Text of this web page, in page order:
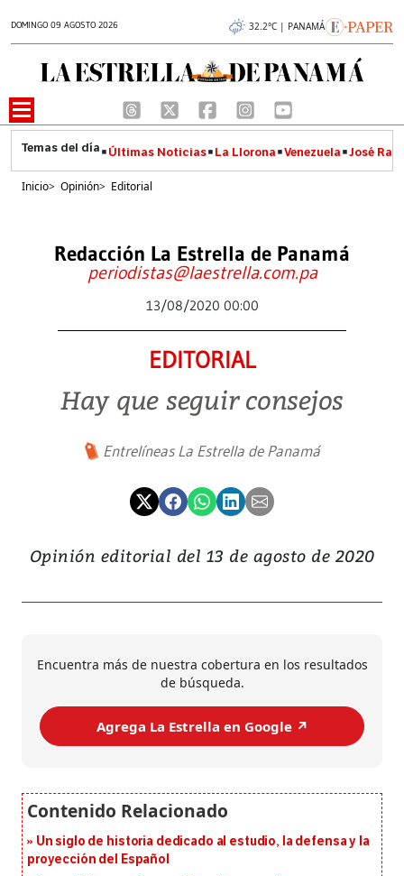
DOMINGO 09 AGOSTO 2026 32.2°C | PANAMÁ
Últimas Noticias La Llorona Venezuela José
Inicio> Opinión> Editorial
Redacción La Estrella de Panamá
periodistas@laestrella.com.pa
13/08/2020 00:00
EDITORIAL
Hay que seguir consejos
Entrelíneas La Estrella de Panamá
Opinión editorial del 13 de agosto de 2020
Encuentra más de nuestra cobertura en los resultados
de búsqueda.
Agrega La Estrella en Google ↗️
Un siglo de historia dedicado al estudio, la defensa y la
proyección del Español